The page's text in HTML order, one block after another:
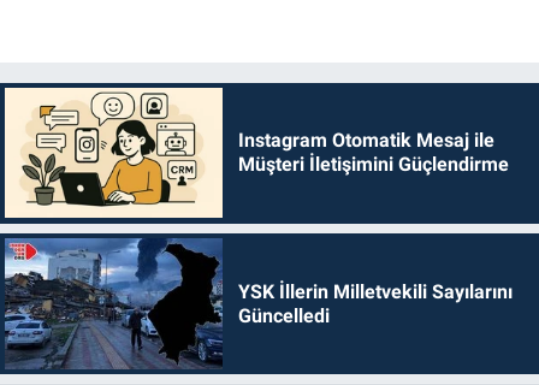
Instagram Otomatik Mesaj ile
Müşteri İletişimini Güçlendirme
YSK İllerin Milletvekili Sayılarını
Güncelledi